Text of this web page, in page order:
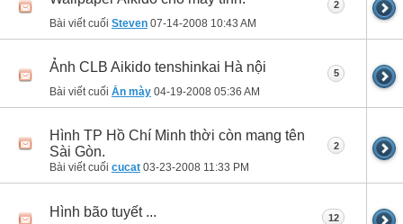
Bài viết cuối Steven 07-14-2008 10:43 AM
2
Ảnh CLB Aikido tenshinkai Hà nội
Bài viết cuối Ăn mày 04-19-2008 05:36 AM
5
Hình TP Hồ Chí Minh thời còn mang tên
Sài Gòn.
Bài viết cuối cucat 03-23-2008 11:33 PM
2
Hình bão tuyết ... 12